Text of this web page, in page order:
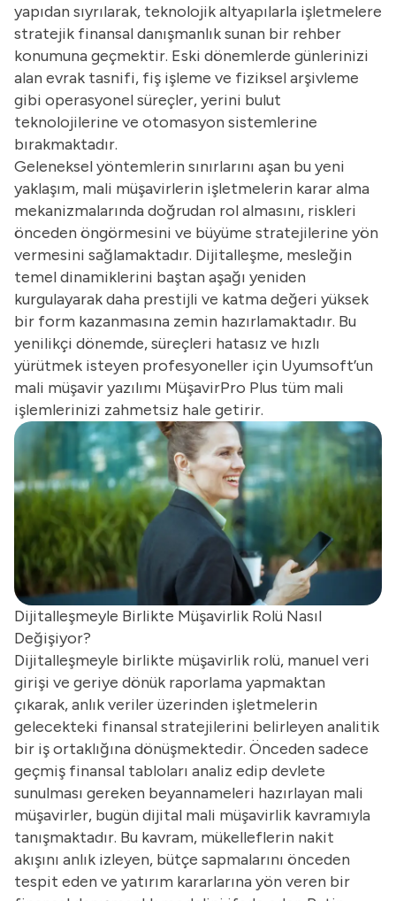
yapıdan sıyrılarak, teknolojik altyapılarla işletmelere
stratejik finansal danışmanlık sunan bir rehber
konumuna geçmektir. Eski dönemlerde günlerinizi
alan evrak tasnifi, fiş işleme ve fiziksel arşivleme
gibi operasyonel süreçler, yerini bulut
teknolojilerine ve otomasyon sistemlerine
bırakmaktadır.
Geleneksel yöntemlerin sınırlarını aşan bu yeni
yaklaşım, mali müşavirlerin işletmelerin karar alma
mekanizmalarında doğrudan rol almasını, riskleri
önceden öngörmesini ve büyüme stratejilerine yön
vermesini sağlamaktadır. Dijitalleşme, mesleğin
temel dinamiklerini baştan aşağı yeniden
kurgulayarak daha prestijli ve katma değeri yüksek
bir form kazanmasına zemin hazırlamaktadır. Bu
yenilikçi dönemde, süreçleri hatasız ve hızlı
yürütmek isteyen profesyoneller için Uyumsoft’un
mali müşavir yazılımı MüşavirPro Plus tüm mali
işlemlerinizi zahmetsiz hale getirir.
Dijitalleşmeyle Birlikte Müşavirlik Rolü Nasıl
Değişiyor?
Dijitalleşmeyle birlikte müşavirlik rolü, manuel veri
girişi ve geriye dönük raporlama yapmaktan
çıkarak, anlık veriler üzerinden işletmelerin
gelecekteki finansal stratejilerini belirleyen analitik
bir iş ortaklığına dönüşmektedir. Önceden sadece
geçmiş finansal tabloları analiz edip devlete
sunulması gereken beyannameleri hazırlayan mali
müşavirler, bugün dijital mali müşavirlik kavramıyla
tanışmaktadır. Bu kavram, mükelleflerin nakit
akışını anlık izleyen, bütçe sapmalarını önceden
tespit eden ve yatırım kararlarına yön veren bir